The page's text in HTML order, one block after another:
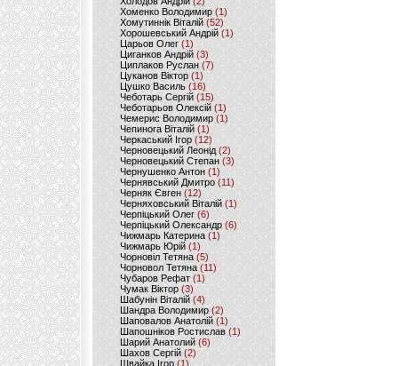
Хоменко Володимир (1)
Хомутиннік Віталій (52)
Хорошевський Андрій (1)
Царьов Олег (1)
Циганков Андрій (3)
Циплаков Руслан(7)
Цуканов Віктор (1)
Цушко Василь (16)
Чеботарь Сергій (15)
Чеботарьов Олексій (1)
Чемерис Володимир (1)
Чепинога Віталій (1)
Черкаський Ігор (12)
Черновецький Леонід(2)
Черновецький Степан (3)
Чернушенко Антон (1)
Чернявський Дмитро(11)
Черняк Євген(12)
Черняховський Віталій (1)
Черпіцький Олег (6)
Черпіцький Олександр (6)
Чижмарь Катерина (1)
Чижмарь Юрій (1)
Чорновіл Тетяна (5)
Чорновол Тетяна (11)
Чубаров Рефат (1)
Чумак Віктор(3)
Шабунін Віталій (4)
Шандра Володимир (2)
Шаповалов Анатолій(1)
Шапошніков Ростислав(1)
Шарий Анатолий(6)
Шахов Сергій(2)
Швайка Ігор (1)